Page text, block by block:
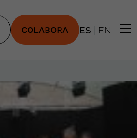
COLABORA ES EN